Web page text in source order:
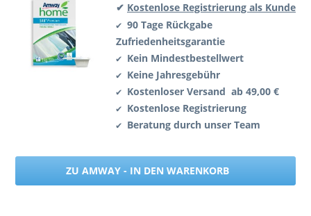
✔ Kostenlose Registrierung als Kunde
✔ 90 Tage Rückgabe
Zufriedenheitsgarantie
✔ Kein Mindestbestellwert
✔ Keine Jahresgebühr
✔ Kostenloser Versand ab 49,00 €
✔ Kostenlose Registrierung
✔ Beratung durch unser Team
ZU AMWAY - IN DEN WARENKORB